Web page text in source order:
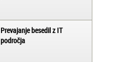
Prevajanje besedil z IT
področja